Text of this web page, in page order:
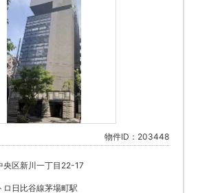
物件ID：203448
央区新川一丁目22-17
ロ日比谷線茅場町駅